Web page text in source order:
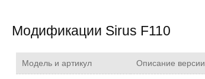
Модификации Sirus F110
Модель и артикул Описание версии